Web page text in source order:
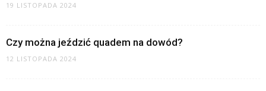
19 LISTOPADA 2024
Czy można jeździć quadem na dowód?
12 LISTOPADA 2024